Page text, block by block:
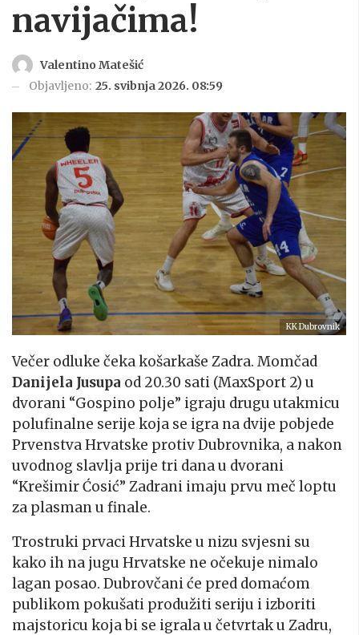
navijačima!
Valentino Matešić
Objavljeno: 25. svibnja 2026. 08:59
KK Dubrovnik
Večer odluke čeka košarkaše Zadra. Momčad
Danijela Jusupa od 20.30 sati (MaxSport 2) u
dvorani “Gospino polje” igraju drugu utakmicu
polufinalne serije koja se igra na dvije pobjede
Prvenstva Hrvatske protiv Dubrovnika, a nakon
uvodnog slavlja prije tri dana u dvorani
“Krešimir Ćosić” Zadrani imaju prvu meč loptu
za plasman u finale.
Trostruki prvaci Hrvatske u nizu svjesni su
kako ih na jugu Hrvatske ne očekuje nimalo
lagan posao. Dubrovčani će pred domaćom
publikom pokušati produžiti seriju i izboriti
majstoricu koja bi se igrala u četvrtak u Zadru,